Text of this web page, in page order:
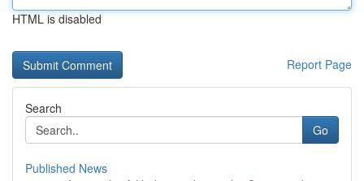
HTML is disabled
Report Page
Search
Go
Published News